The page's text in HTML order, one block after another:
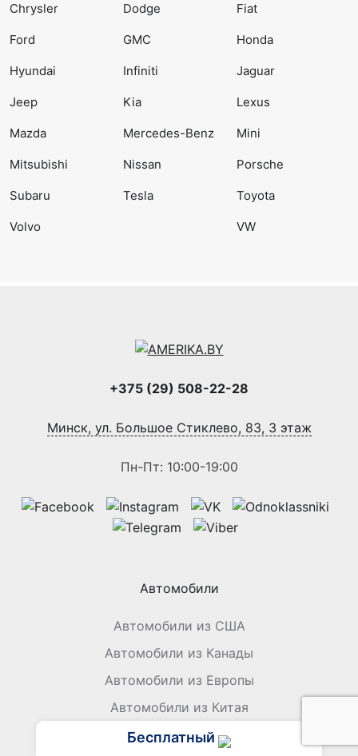
Chrysler Dodge Fiat
Ford GMC Honda
Hyundai Infiniti Jaguar
Jeep Kia Lexus
Mazda Mercedes-Benz Mini
Mitsubishi Nissan Porsche
Subaru Tesla Toyota
Volvo VW
+375 (29) 508-22-28
Минск, ул. Большое Стиклево, 83, 3 этаж
Пн-Пт: 10:00-19:00
Автомобили
Автомобили из США
Автомобили из Канады
Автомобили из Европы
Автомобили из Китая
Мототехника
Бесплатный